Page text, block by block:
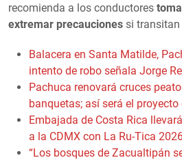
recomienda a los conductores
extremar precauciones si transitan
Balacera en Santa Matilde,
intento de robo señala Jorge
Pachuca renovará cruces
banquetas; así será el
Embajada de Costa Rica
a la CDMX con La Ru-Tica
“Los bosques de Zacualtipán